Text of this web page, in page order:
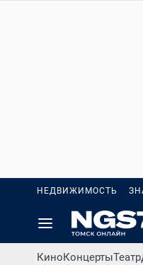
НЕДВИЖИМОСТЬ
КиноКонцертыТеатр